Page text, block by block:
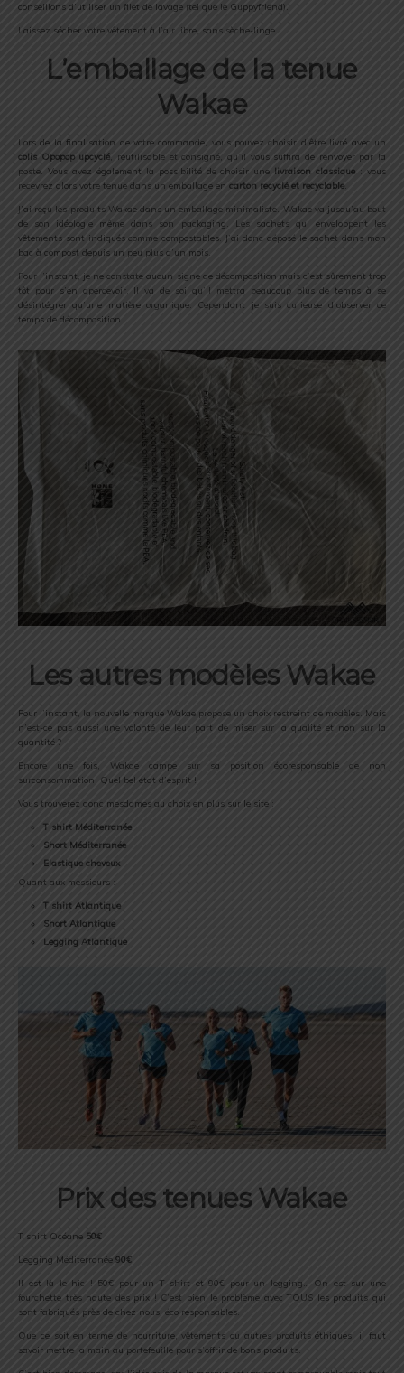
conseillons d’utiliser un filet de lavage (tel que le Guppyfriend).
Laissez sécher votre vêtement à l’air libre, sans sèche-linge.
L’emballage de la tenue
Wakae
Lors de la finalisation de votre commande, vous pouvez choisir d’être livré avec un
colis Opopop upcyclé, réutilisable et consigné, qu’il vous suffira de renvoyer par la
poste. Vous avez également la possibilité de choisir une
livraison classique : vous
recevrez alors votre tenue dans un emballage en carton recyclé et recyclable.
J’ai reçu les produits Wakae dans un emballage minimaliste. Wakae va jusqu’au bout
de son idéologie même dans son packaging. Les sachets qui enveloppent les
vêtements sont indiqués comme compostables. J’ai donc déposé le sachet dans mon
bac à compost depuis un peu plus d’un mois.
Pour l’instant, je ne constate aucun signe de décomposition mais c’est sûrement trop
tôt pour s’en apercevoir. Il va de soi qu’il mettra beaucoup plus de temps à se
désintégrer qu’une matière organique. Cependant je suis curieuse d’observer ce
temps de décomposition.
Les autres modèles Wakae
Pour l’instant, la nouvelle marque Wakae propose un choix restreint de modèles. Mais
n’est-ce pas aussi une volonté de leur part de miser sur la qualité et non sur la
quantité ?
Encore une fois, Wakae campe sur sa position écoresponsable de non
surconsommation. Quel bel état d’esprit !
Vous trouverez donc mesdames au choix en plus sur le site :
T shirt Méditerranée
Short Méditerranée
Elastique cheveux
Quant aux messieurs :
T shirt Atlantique
Short Atlantique
Legging Atlantique
Prix des tenues Wakae
T shirt Océane 50€
Legging Méditerranée 90€
Il est là le hic ! 50€ pour un T shirt et 90€ pour un legging… On est sur une
fourchette très haute des prix ! C’est bien le problème avec TOUS les produits qui
sont fabriqués près de chez nous, éco responsables.
Que ce soit en terme de nourriture, vêtements ou autres produits éthiques, il faut
savoir mettre la main au portefeuille pour s’offrir de bons produits.